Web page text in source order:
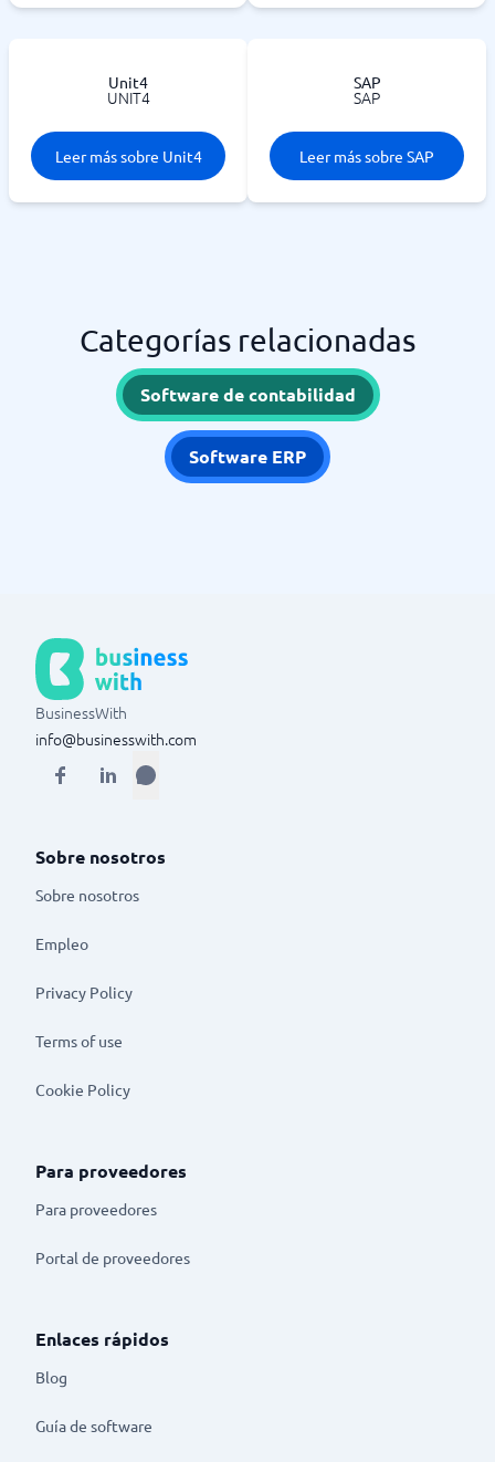
Unit4
UNIT4
Leer más sobre Unit4
SAP
SAP
Leer más sobre SAP
Categorías relacionadas
Software de contabilidad
Software ERP
BusinessWith
info@businesswith.com
Sobre nosotros
Sobre nosotros
Empleo
Privacy Policy
Terms of use
Cookie Policy
Para proveedores
Para proveedores
Portal de proveedores
Enlaces rápidos
Blog
Guía de software